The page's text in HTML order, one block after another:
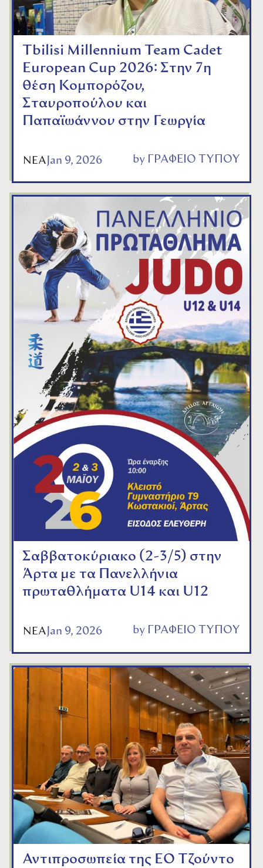
Tbilisi Millennium Team Cadet
European Cup 2026: Στην 7η
θέση Κομπορόζου,
Σταυροπούλου και
Παπαϊωάννου στην Γεωργία
ΝΕΑ Jan 9, 2026 by ΓΡΑΦΕΙΟ ΤΥΠΟΥ
Σαββατοκύριακο (2-3/5) στην
Άρτα με τα Πανελλήνια
πρωταθλήματα U14 και U12
ΝΕΑ Jan 9, 2026 by ΓΡΑΦΕΙΟ ΤΥΠΟΥ
Αντιπροσωπεία της ΕΟ Τζούντο